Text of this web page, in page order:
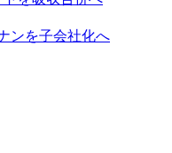
ンを子会社化へ